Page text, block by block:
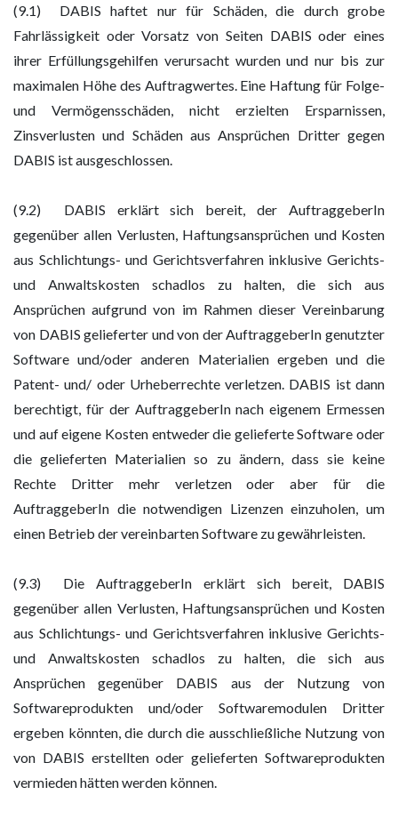
(9.1) DABIS haftet nur für Schäden, die durch grobe
Fahrlässigkeit oder Vorsatz von Seiten DABIS oder eines
ihrer Erfüllungsgehilfen verursacht wurden und nur bis zur
maximalen Höhe des Auftragwertes. Eine Haftung für Folge-
und Vermögensschäden, nicht erzielten Ersparnissen,
Zinsverlusten und Schäden aus Ansprüchen Dritter gegen
DABIS ist ausgeschlossen.
(9.2) DABIS erklärt sich bereit, der AuftraggeberIn
gegenüber allen Verlusten, Haftungsansprüchen und Kosten
aus Schlichtungs- und Gerichtsverfahren inklusive Gerichts-
und Anwaltskosten schadlos zu halten, die sich aus
Ansprüchen aufgrund von im Rahmen dieser Vereinbarung
von DABIS gelieferter und von der AuftraggeberIn genutzter
Software und/oder anderen Materialien ergeben und die
Patent- und/ oder Urheberrechte verletzen. DABIS ist dann
berechtigt, für der AuftraggeberIn nach eigenem Ermessen
und auf eigene Kosten entweder die gelieferte Software oder
die gelieferten Materialien so zu ändern, dass sie keine
Rechte Dritter mehr verletzen oder aber für die
AuftraggeberIn die notwendigen Lizenzen einzuholen, um
einen Betrieb der vereinbarten Software zu gewährleisten.
(9.3) Die AuftraggeberIn erklärt sich bereit, DABIS
gegenüber allen Verlusten, Haftungsansprüchen und Kosten
aus Schlichtungs- und Gerichtsverfahren inklusive Gerichts-
und Anwaltskosten schadlos zu halten, die sich aus
Ansprüchen gegenüber DABIS aus der Nutzung von
Softwareprodukten und/oder Softwaremodulen Dritter
ergeben könnten, die durch die ausschließliche Nutzung von
von DABIS erstellten oder gelieferten Softwareprodukten
vermieden hätten werden können.